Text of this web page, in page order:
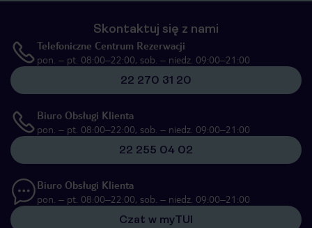
Skontaktuj się z nami
Telefoniczne Centrum Rezerwacji
pon. – pt. 08:00–22:00, sob. – niedz. 09:00–21:00
22 270 31 20
Biuro Obsługi Klienta
pon. – pt. 08:00–22:00, sob. – niedz. 09:00–21:00
22 255 04 02
Biuro Obsługi Klienta
pon. – pt. 08:00–22:00, sob. – niedz. 09:00–21:00
Czat w myTUI